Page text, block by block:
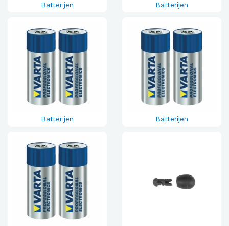
Batterijen Batterijen
Batterijen Batterijen